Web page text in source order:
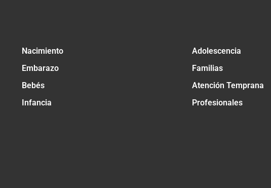
Nacimiento
Embarazo
Bebés
Infancia
Adolescencia
Familias
Atención Temprana
Profesionales